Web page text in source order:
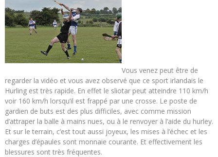
Vous venez peut être de
regarder la vidéo et vous avez observé que ce sport irlandais le
Hurling est très rapide. En effet le sliotar peut atteindre 110 km/h
voir 160 km/h lorsqu’il est frappé par une crosse. Le poste de
gardien de buts est des plus difficiles, avec comme mission
d’attraper la balle à mains nues, ou à le renvoyer à l’aide du hurley.
Et sur le terrain, c’est tout aussi joyeux, les mises à l’échec et les
charges d’épaules sont monnaie courante. Et effectivement les
blessures sont très fréquentes.